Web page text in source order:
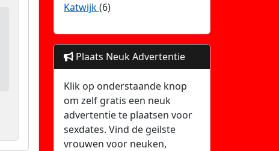
Katwijk(6)
Plaats Neuk Advertentie
Klik op onderstaande knop
om zelf gratis een neuk
advertentie te plaatsen voor
sexdates. Vind de geilste
vrouwen voor neuken,